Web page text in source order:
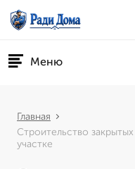
Меню
Главная
Строительство
участке